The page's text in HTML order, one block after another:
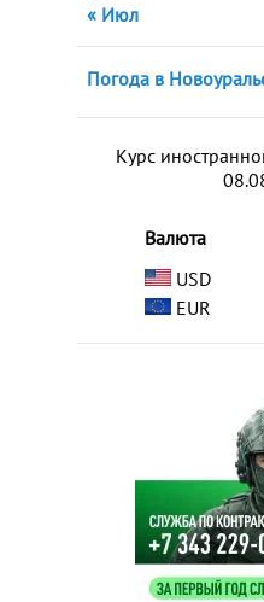
« Июл
Погода в
Курс
Валюта
USD
EUR